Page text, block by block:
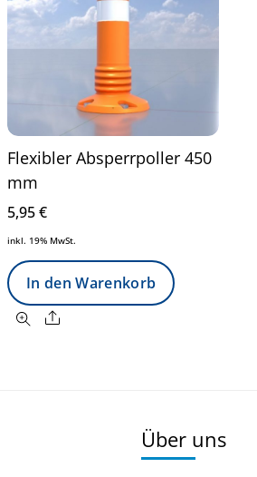
Flexibler Absperrpoller 450
mm
5,95€
inkl. 19% MwSt.
In den Warenkorb
Share
Über uns